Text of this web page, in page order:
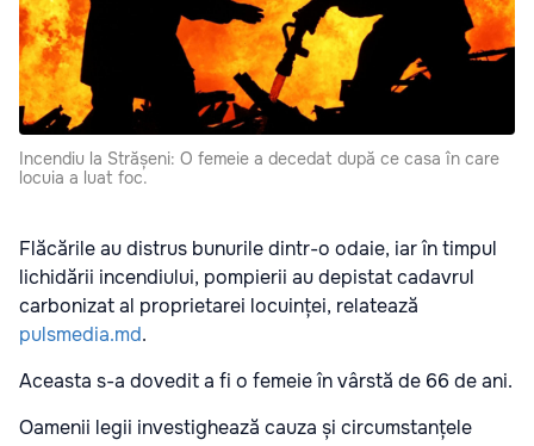
Incendiu la Strășeni: O femeie a decedat după ce casa în care
locuia a luat foc.
Flăcările au distrus bunurile dintr-o odaie, iar în timpul
lichidării incendiului, pompierii au depistat cadavrul
carbonizat al proprietarei locuinței, relatează
pulsmedia.md.
Aceasta s-a dovedit a fi o femeie în vârstă de 66 de ani.
Oamenii legii investighează cauza și circumstanțele